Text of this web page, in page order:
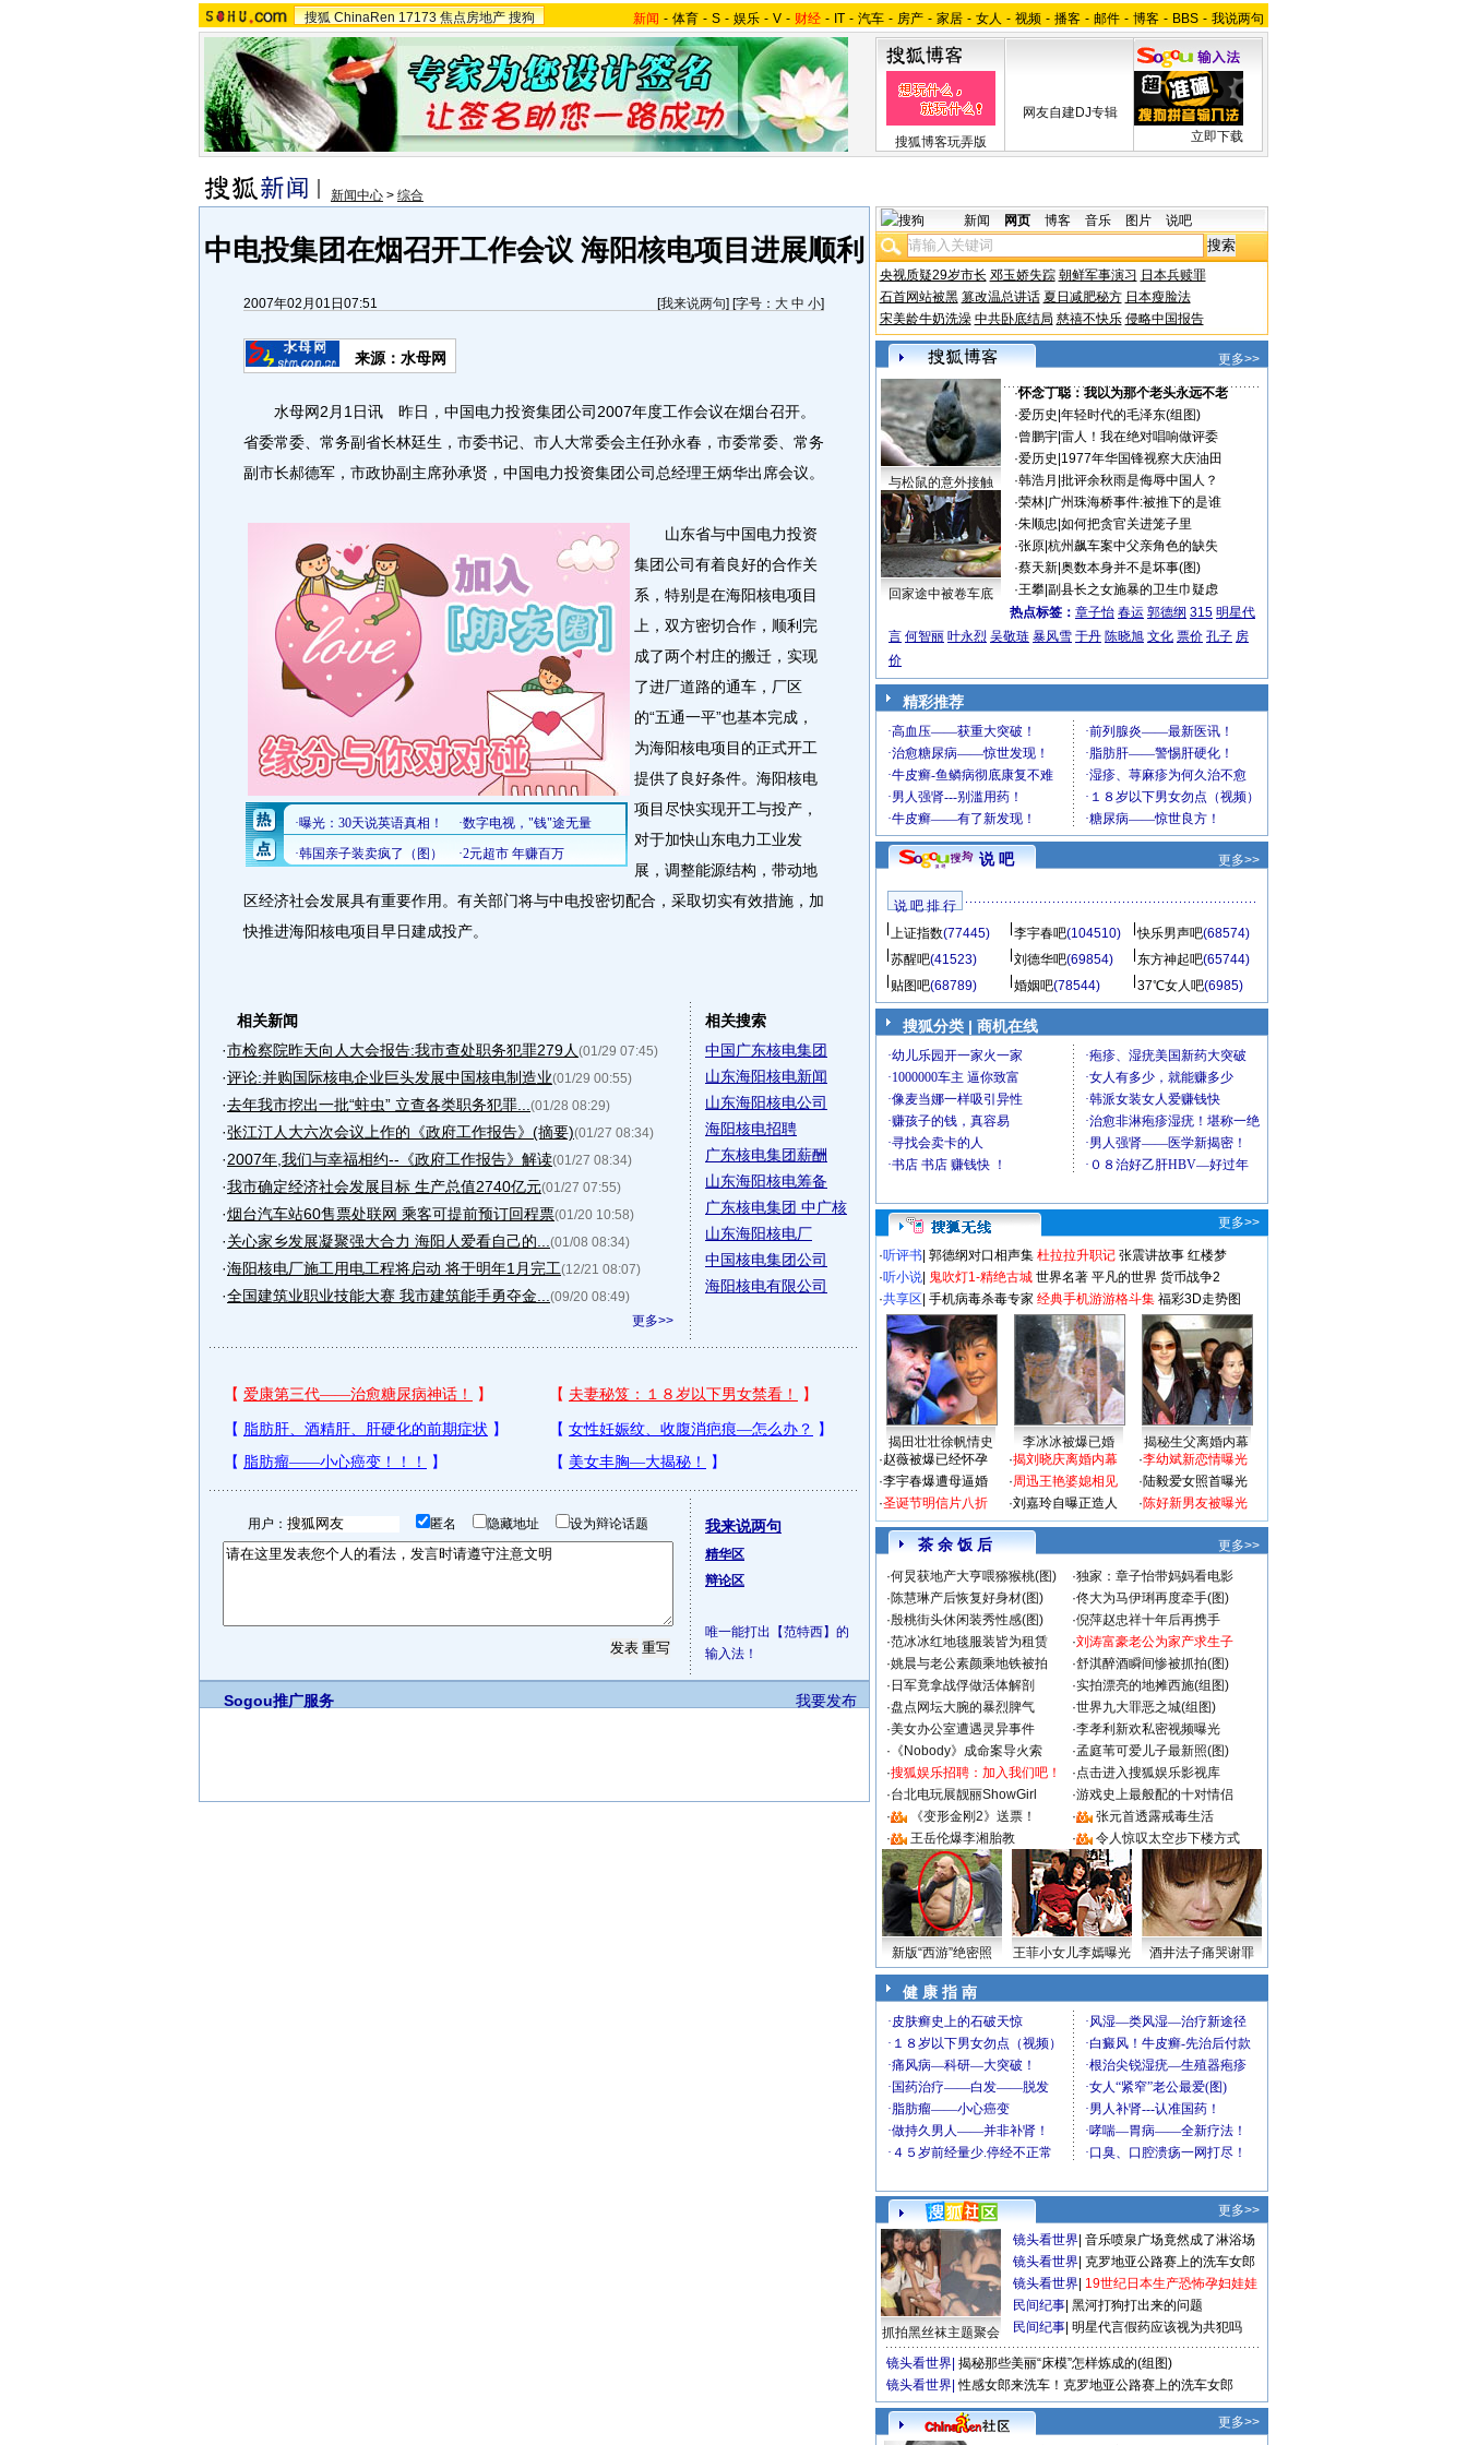
搜狐 ChinaRen 17173 焦点房地产 搜狗 新闻 - 体育 - S - 娱乐 - V - 财经 - IT - 汽车 - 房产 - 家居 - 女人 - 视频 - 播客 - 邮件 - 博客 - BBS - 我说两句
搜狐博客玩弄版
网友自建DJ专辑
立即下载
新闻中心 > 综合
中电投集团在烟召开工作会议 海阳核电项目进展顺利
2007年02月01日07:51 [我来说两句] [字号： 大 中 小]
来源：水母网
水母网2月1日讯 昨日，中国电力投资集团公司2007年度工作会议在烟台召开。
省委常委、常务副省长林廷生，市委书记、市人大常委会主任孙永春，市委常委、常务
副市长郝德军，市政协副主席孙承贤，中国电力投资集团公司总经理王炳华出席会议。
山东省与中国电力投资
集团公司有着良好的合作关
系，特别是在海阳核电项目
上，双方密切合作，顺利完
成了两个村庄的搬迁，实现
了进厂道路的通车，厂区
的“五通一平”也基本完成，
为海阳核电项目的正式开工
提供了良好条件。海阳核电
项目尽快实现开工与投产，
对于加快山东电力工业发
展，调整能源结构，带动地
区经济社会发展具有重要作用。有关部门将与中电投密切配合，采取切实有效措施，加
快推进海阳核电项目早日建成投产。
相关新闻
·市检察院昨天向人大会报告:我市查处职务犯罪279人 (01/29 07:45)
·评论:并购国际核电企业巨头发展中国核电制造业(01/29 00:55)
·去年我市挖出一批“蛀虫” 立查各类职务犯罪... (01/28 08:29)
·张江汀人大六次会议上作的《政府工作报告》(摘要)(01/27 08:34)
·2007年,我们与幸福相约--《政府工作报告》解读(01/27 08:34)
·我市确定经济社会发展目标 生产总值2740亿元(01/27 07:55)
·烟台汽车站60售票处联网 乘客可提前预订回程票(01/20 10:58)
·关心家乡发展凝聚强大合力 海阳人爱看自己的... (01/08 08:34)
·海阳核电厂施工用电工程将启动 将于明年1月完工(12/21 08:07)
·全国建筑业职业技能大赛 我市建筑能手勇夺金... (09/20 08:49)
更多>>
相关搜索
中国广东核电集团
山东海阳核电新闻
山东海阳核电公司
海阳核电招聘
广东核电集团薪酬
山东海阳核电筹备
广东核电集团 中广核
山东海阳核电厂
中国核电集团公司
海阳核电有限公司
用户： 匿名 隐藏地址 设为辩论话题 我来说两句
精华区
辩论区
唯一能打出【范特西】的
输入法！
我要发布
Sogou推广服务
新闻 网页 博客 音乐 图片 说吧
央视质疑29岁市长 邓玉娇失踪 朝鲜军事演习 日本兵赎罪
石首网站被黑 篡改温总讲话 夏日减肥秘方 日本瘦脸法
宋美龄牛奶洗澡 中共卧底结局 慈禧不快乐 侵略中国报告
更多>>
与松鼠的意外接触
回家途中被卷车底
·怀念丁聪：我以为那个老头永远不老
·爱历史 年轻时代的毛泽东(组图)
·曾鹏宇| 雷人！我在绝对唱响做评委
·爱历史 1977年华国锋视察大庆油田
·韩浩月 批评余秋雨是侮辱中国人？
·荣林| 广州珠海桥事件:被推下的是谁
·朱顺忠 如何把贪官关进笼子里
·张原| 杭州飙车案中父亲角色的缺失
·蔡天新| 奥数本身并不是坏事(图)
·王攀| 副县长之女施暴的卫生巾疑虑
热点标签： 章子怡 春运 郭德纲 315 明星代
言 何智丽 叶永烈 吴敬琏 暴风雪 于丹 陈晓旭 文化 票价 孔子 房
价
精彩推荐
说 吧 更多>>
说 吧 排 行
上证指数(77445) 李宇春吧(104510) 快乐男声吧(68574)
苏醒吧(41523) 刘德华吧(69854) 东方神起吧(65744)
贴图吧(68789) 婚姻吧(78544) 37℃女人吧(6985)
搜狐分类 | 商机在线
更多>>
·听评书 郭德纲对口相声集 杜拉拉升职记 张震讲故事 红楼梦
·听小说 鬼吹灯1-精绝古城 世界名著 平凡的世界 货币战争2
·共享区 手机病毒杀毒专家 经典手机游游格斗集 福彩3D走势图
揭田壮壮徐帆情史 李冰冰被爆已婚
揭秘生父离婚内幕
·赵薇被爆已经怀孕
·李宇春爆遭母逼婚
·圣诞节明信片八折
·揭刘晓庆离婚内幕
·周迅王艳婆媳相见
·刘嘉玲自曝正造人
·李幼斌新恋情曝光
·陆毅爱女照首曝光
·陈好新男友被曝光
茶 余 饭 后
更多>>
·何炅获地产大亨喂猕猴桃(图) ·独家：章子怡带妈妈看电影
·陈慧琳产后恢复好身材(图) ·佟大为马伊琍再度牵手(图)
·殷桃街头休闲装秀性感(图) ·倪萍赵忠祥十年后再携手
·范冰冰红地毯服装皆为租赁 ·刘涛富豪老公为家产求生子
·姚晨与老公素颜乘地铁被拍 ·舒淇醉酒瞬间惨被抓拍(图)
· 日军竟拿战俘做活体解剖 ·实拍漂亮的地摊西施(组图)
·盘点网坛大腕的暴烈脾气 ·世界九大罪恶之城(组图)
·美女办公室遭遇灵异事件 ·李孝利新欢私密视频曝光
· 《Nobody》成命案导火索 ·孟庭苇可爱儿子最新照(图)
·搜狐娱乐招聘：加入我们吧！ ·点击进入搜狐娱乐影视库
·台北电玩展靓丽ShowGirl ·游戏史上最般配的十对情侣
·
《变形金刚2》送票！ ·
张元首透露戒毒生活
·
王岳伦爆李湘胎教 · 令人惊叹太空步下楼方式
新版“西游”绝密照 王菲小女儿李嫣曝光 酒井法子痛哭谢罪
健 康 指 南
更多>>
抓拍黑丝袜主题聚会
镜头看世界 音乐喷泉广场竟然成了淋浴场
镜头看世界 克罗地亚公路赛上的洗车女郎
镜头看世界 19世纪日本生产恐怖孕妇娃娃
民间纪事 黑河打狗打出来的问题
民间纪事 明星代言假药应该视为共犯吗
镜头看世界 揭秘那些美丽“床模”怎样炼成的(组图)
镜头看世界 性感女郎来洗车！克罗地亚公路赛上的洗车女郎
更多>>